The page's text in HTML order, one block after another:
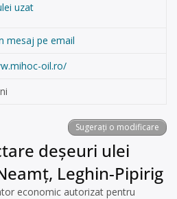
uzat
mesaj pe email
oil.ro/
Sugerați o modificare
deșeuri ulei
Leghin-Pipirig
economic autorizat pentru